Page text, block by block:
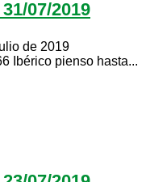
07/2019
de 2019 Mesa
Ibérico pienso hasta...